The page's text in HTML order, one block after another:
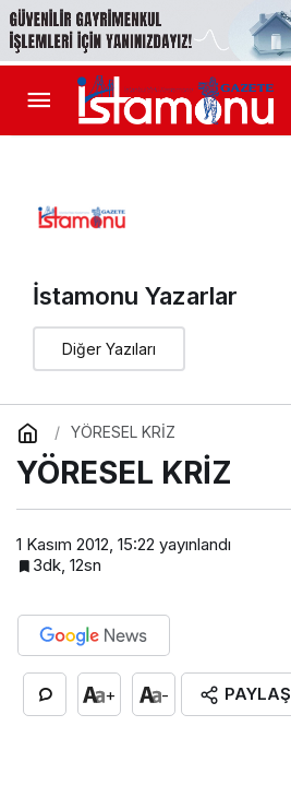
İstamonu Yazarlar
Diğer Yazıları
YÖRESEL KRİZ
YÖRESEL KRİZ
1 Kasım 2012, 15:22 yayınlandı
3dk, 12sn
+ - PAYLAŞ